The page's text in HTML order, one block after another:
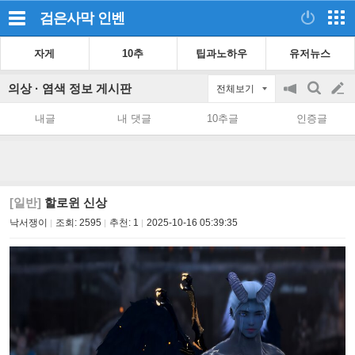
검은사막 인벤
자게 10추 팁과노하우 유저뉴스
의상 · 염색 정보 게시판 전체보기
공
on/off
검
색
글
쓰
내글 내 댓글 10추글 인증글
[일반] 할로윈 신상
낙서쟁이 조회: 2595 추천: 1 2025-10-16 05:39:35